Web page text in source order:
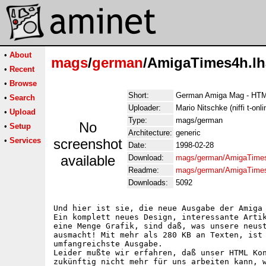
• About
• Recent
• Browse
• Search
• Upload
• Setup
• Services
mags/german/
No
screenshot
available
Short:
German Amiga Mag -
Uploader:
Mario Nitschke (niffi t-
Type:
mags/german
Architecture: generic
Date:
1998-02-28
Download:
mags/german/
Readme:
mags/german/
Downloads:
5092
Und hier ist sie, die neue Ausgabe der Amiga
Ein komplett neues Design, interessante
eine Menge Grafik, sind daß, was unsere
ausmacht! Mit mehr als 280 KB an Texten, ist
umfangreichste Ausgabe.
Leider mußte wir erfahren, daß unser HTML
zukünftig nicht mehr für uns arbeiten kann,